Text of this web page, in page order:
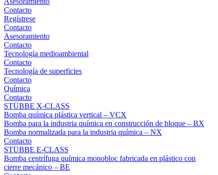
Contacto
Regístrese
Contacto
Asesoramiento
Contacto
Tecnología medioambiental
Contacto
Tecnología de superficies
Contacto
Química
Contacto
STÜBBE X-CLASS
Bomba química plástica vertical – VCX
Bomba para la industria química en construcción de bloque – BX
Bomba normalizada para la industria química – NX
Contacto
STÜBBE E-CLASS
Bomba centrífuga química monobloc fabricada en plástico con
cierre mecánico – BE